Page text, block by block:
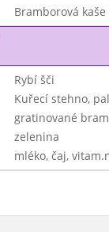
Bramborová kaše
Rybí šči
Kuřecí stehno,
gratinované
zelenina
mléko, čaj,